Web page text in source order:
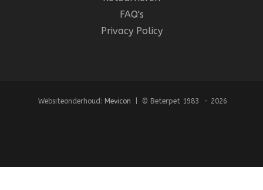
FAQ's
Privacy Policy
Websiteonderhoud: Mevicon | © Beterpet 1983 - 2026